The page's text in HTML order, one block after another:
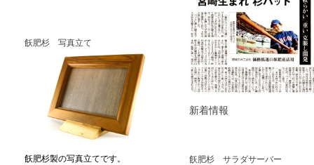
新着情報
飫肥杉 写真立て
飫肥杉製の写真立てです。 飫肥杉 サラダサーバー